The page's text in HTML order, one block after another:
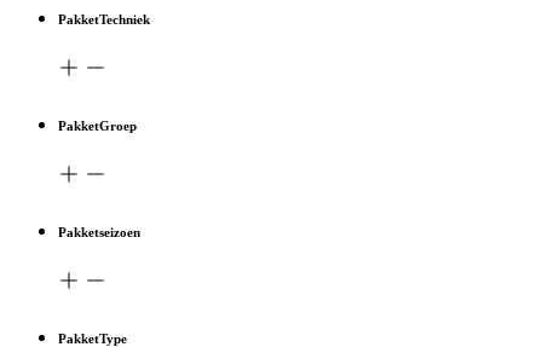
PakketTechniek
PakketGroep
Pakketseizoen
PakketType